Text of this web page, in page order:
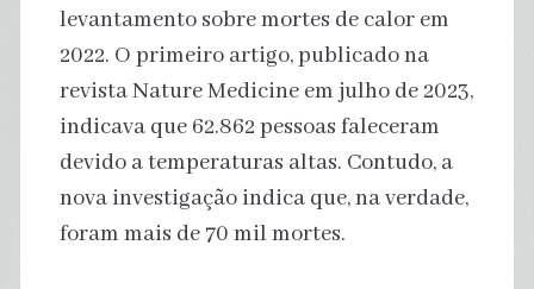
levantamento sobre mortes de calor em
2022. O primeiro artigo, publicado na
revista Nature Medicine em julho de 2023,
indicava que 62.862 pessoas faleceram
devido a temperaturas altas. Contudo, a
nova investigação indica que, na verdade,
foram mais de 70 mil mortes.